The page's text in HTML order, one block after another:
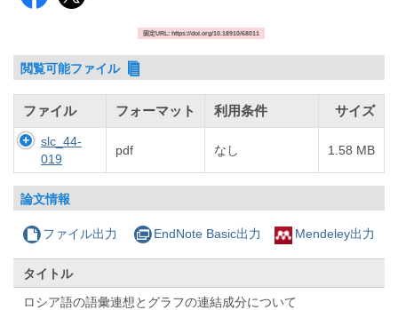
固定URL: https://doi.org/10.18910/68011
閲覧可能ファイル
ファイル フォーマット 利用条件 サイズ
slc_44-
019
pdf なし 1.58 MB
論文情報
ファイル出力 EndNote Basic出力 Mendeley出力
タイトル
ロシア語の語彙連想とグラフの連結成分について